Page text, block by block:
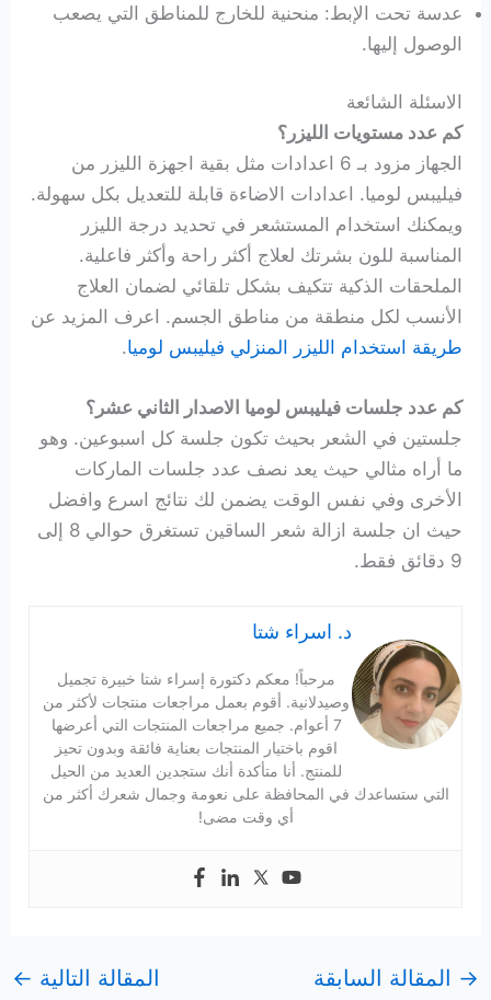
عدسة تحت الإبط: منحنية للخارج للمناطق التي يصعب
الوصول إليها.
الاسئلة الشائعة
كم عدد مستويات الليزر؟
الجهاز مزود بـ 6 اعدادات مثل بقية اجهزة الليزر من
فيليبس لوميا. اعدادات الاضاءة قابلة للتعديل بكل سهولة.
ويمكنك استخدام المستشعر في تحديد درجة الليزر
المناسبة للون بشرتك لعلاج أكثر راحة وأكثر فاعلية.
الملحقات الذكية تتكيف بشكل تلقائي لضمان العلاج
الأنسب لكل منطقة من مناطق الجسم. اعرف المزيد عن
طريقة استخدام الليزر المنزلي فيليبس لوميا.
كم عدد جلسات فيليبس لوميا الاصدار الثاني عشر؟
جلستين في الشعر بحيث تكون جلسة كل اسبوعين. وهو
ما أراه مثالي حيث يعد نصف عدد جلسات الماركات
الأخرى وفي نفس الوقت يضمن لك نتائج اسرع وافضل
حيث ان جلسة ازالة شعر الساقين تستغرق حوالي 8 إلى
9 دقائق فقط.
د. اسراء شتا
مرحباً! معكم دكتورة إسراء شتا خبيرة تجميل
وصيدلانية. أقوم بعمل مراجعات منتجات لأكثر من
7 أعوام. جميع مراجعات المنتجات التي أعرضها
اقوم باختيار المنتجات بعناية فائقة وبدون تحيز
للمنتج. أنا متأكدة أنك ستجدين العديد من الحيل
التي ستساعدك في المحافظة على نعومة وجمال شعرك أكثر من
أي وقت مضى!
→ المقالة السابقة المقالة التالية ←